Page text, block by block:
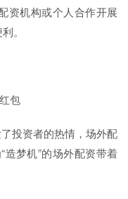
资机构或个人合作开展
。
包
投资者的热情，场外配
造梦机”的场外配资带着